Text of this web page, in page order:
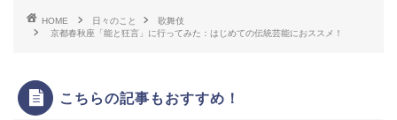
HOME 日々のこと
歌舞伎
京都春秋座「能と狂言」に行ってみた：はじめての伝統芸能におススメ！
こちらの記事もおすすめ！